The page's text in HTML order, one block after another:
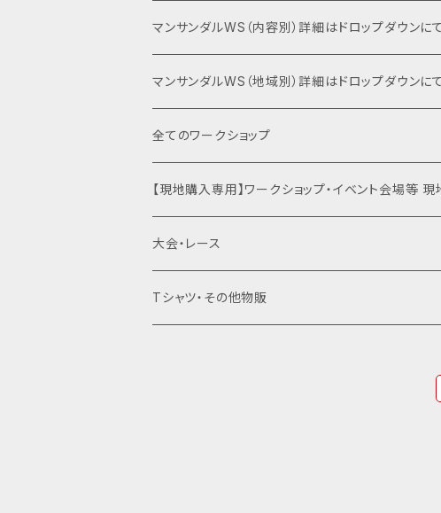
６耐＋運動会エントリー
キャンプファイヤー・夕食BBQ・宿泊関連
特別協賛・協賛
運動会関連商品を全て見る
マンサンダルWS（内容別）詳細はドロップダウンに
ベーシック（入門編）
ネクスト（身体運用）
裸足×クライミング
はだし登山
滝行×マンサンダル
マンサンダルWS（地域別）詳細はドロップダウンに
マンサンダル代官山店（代官山）
土徳の里（富山県南砺市）
オギノエンファーム（埼玉県所沢市）
高尾山（東京都八王子市）
全てのワークショップ
【現地購入専用】ワークショップ・イベント会場等
大会・レース
Tシャツ・その他物販